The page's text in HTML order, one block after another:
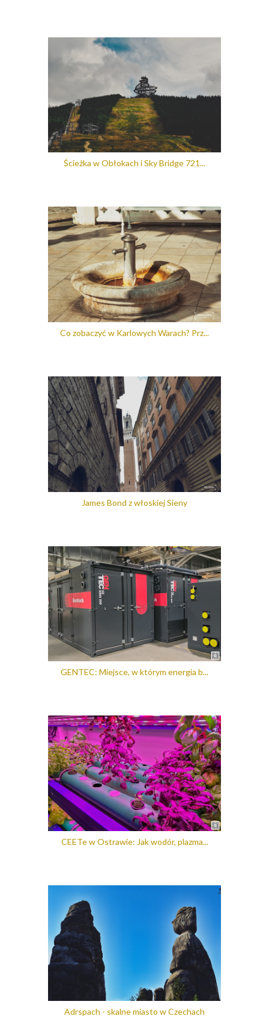
Ścieżka w Obłokach i Sky Bridge 721...
Co zobaczyć w Karlowych Warach? Prz...
James Bond z włoskiej Sieny
GENTEC: Miejsce, w którym energia b...
CEETe w Ostrawie: Jak wodór, plazma...
Adrspach - skalne miasto w Czechach